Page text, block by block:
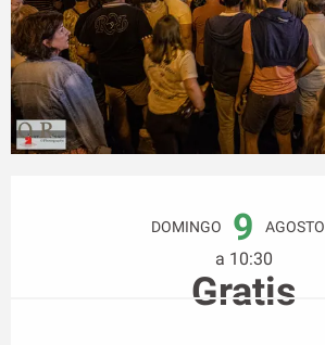
DOMINGO 9 AGOSTO
a 10:30
Gratis